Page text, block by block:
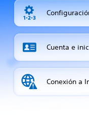
Cuenta e
Conexión a